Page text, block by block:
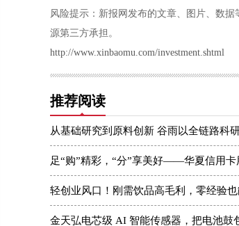
风险提示：新报网发布的文章、图片、数
源第三方承担。
http://www.xinbaomu.com/investment.shtml
推荐阅读
从基础研究到原料创新 谷雨以全链路科
足“购”精彩，“分”享美好——华夏信用卡
轻创业风口！刚需饮品高毛利，零经验
金天弘电芯级 AI 智能传感器，把电池鼓